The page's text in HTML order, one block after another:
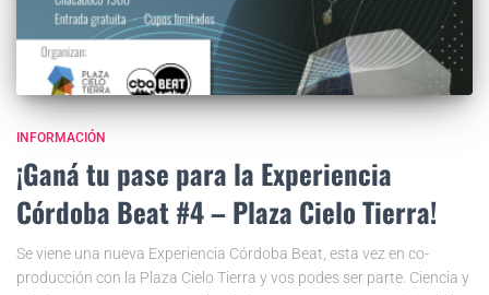
INFORMACIÓN
¡Ganá tu pase para la Experiencia
Córdoba Beat #4 – Plaza Cielo Tierra!
Se viene una nueva Experiencia Córdoba Beat, esta vez en co-
producción con la Plaza Cielo Tierra y vos podes ser parte. Ciencia y